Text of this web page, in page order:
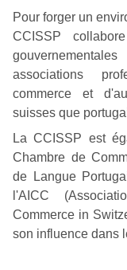
Pour forger un
CCISSP
associations
commerce et
suisses que
La CCISSP est
Chambre de
de Langue
l'AICC
Commerce in
son influence dans